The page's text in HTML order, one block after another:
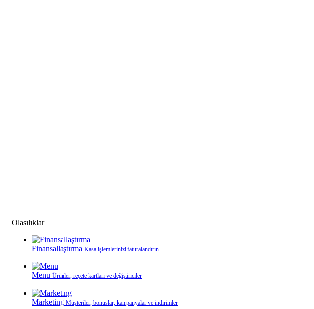
Olasılıklar
Finansallaştırma Kasa işlemlerinizi faturalandırın
Menu Ürünler, reçete kartları ve değiştiriciler
Marketing Müşteriler, bonuslar, kampanyalar ve indirimler